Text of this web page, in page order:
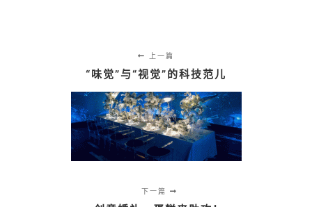
上一篇
“味觉”与“视觉”的科技范儿
下一篇